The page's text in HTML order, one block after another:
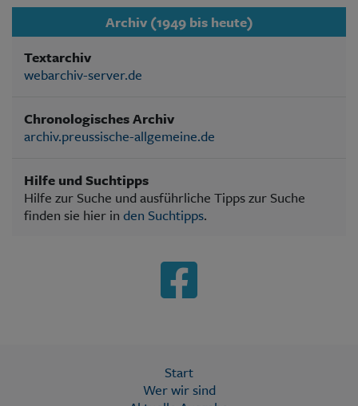
Archiv (1949 bis heute)
Textarchiv
webarchiv-server.de
Chronologisches Archiv
archiv.preussische-allgemeine.de
Hilfe und Suchtipps
Hilfe zur Suche und ausführliche Tipps zur Suche
finden sie hier in den Suchtipps.
Start
Wer wir sind